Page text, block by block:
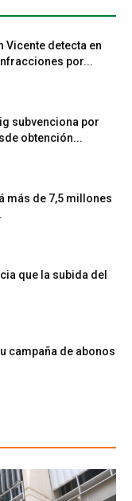
Vicente detecta en
por...
subvenciona por
obtención...
más de 7,5 millones
que la subida del
campaña de abonos